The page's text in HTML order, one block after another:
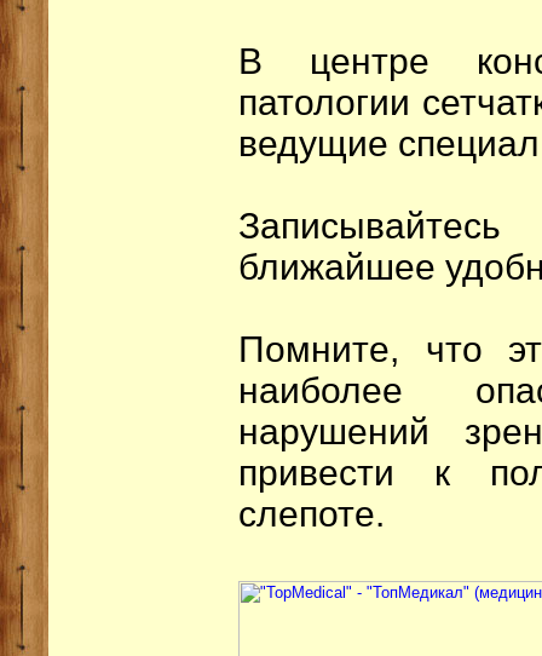
В центре
патологии
ведущие
ближайшее
Помните, что
наиболее
нарушений
привести к
слепоте.